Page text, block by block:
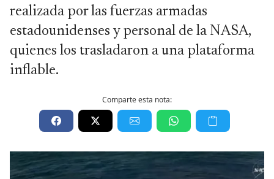
realizada por las fuerzas armadas
estadounidenses y personal de la NASA,
quienes los trasladaron a una plataforma
inflable.
Comparte esta nota: